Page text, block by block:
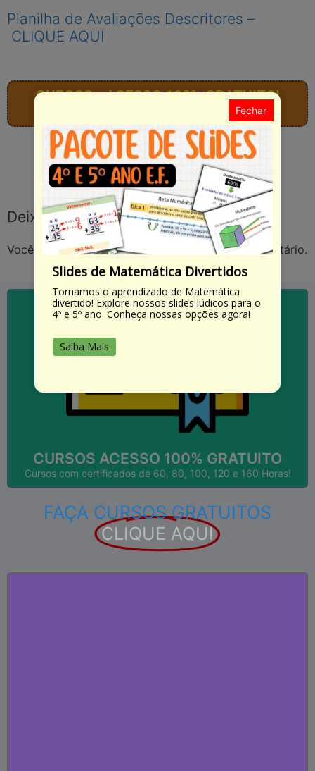
Planilha de Avaliações Descritores –
CLIQUE AQUI
CURSOS - ACESSO 100% GRATUITO!
Deixe um comentário
Você precisa fazer ologin para publicar um comentário.
CURSOS ACESSO 100% GRATUITO
Cursos com certificados de 60, 80, 100, 120 e 160 Horas!
Válido em todo o Brasil! Útil para: Faculdades;
Empregos; Currículos; Qualificação; Aperfeiçoamento,
FAÇA CURSOS GRATUITOS
CLIQUE AQUI
Slides de Matemática Divertidos
Tornamos o aprendizado de Matemática
divertido! Explore nossos slides lúdicos para o
4º e 5º ano. Conheça nossas opções agora!
Saiba Mais
Fechar